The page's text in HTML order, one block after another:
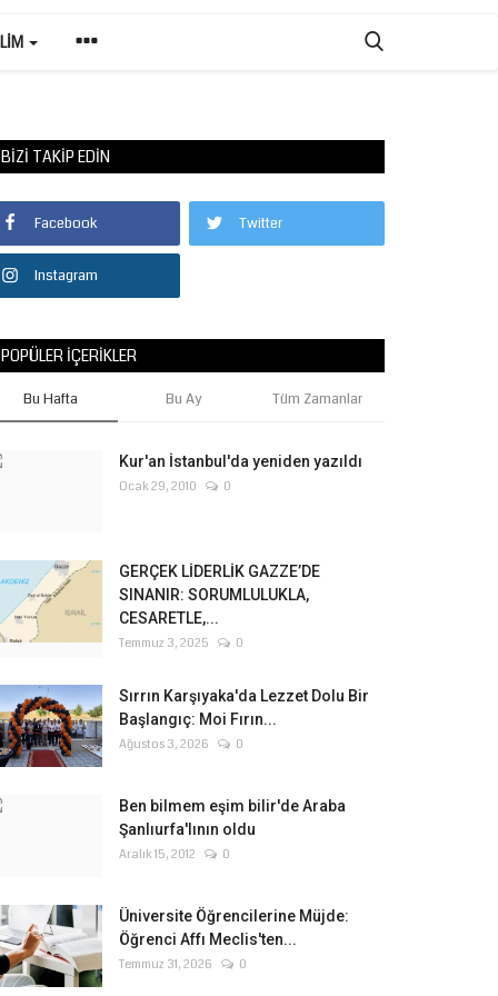
BIZI TAKIP EDIN
Facebook Twitter
Instagram
POPÜLER İÇERIKLER
Bu Hafta Bu Ay Tüm Zamanlar
Kur'an İstanbul'da yeniden yazıldı
Ocak 29, 2010 0
GERÇEK LİDERLİK GAZZE’DE
SINANIR: SORUMLULUKLA,
CESARETLE,...
Temmuz 3, 2025 0
Sırrın Karşıyaka'da Lezzet Dolu Bir
Başlangıç: Moi Fırın...
Ağustos 3, 2026 0
Ben bilmem eşim bilir'de Araba
Şanlıurfa'lının oldu
Aralık 15, 2012 0
Üniversite Öğrencilerine Müjde:
Öğrenci Affı Meclis'ten...
Temmuz 31, 2026 0